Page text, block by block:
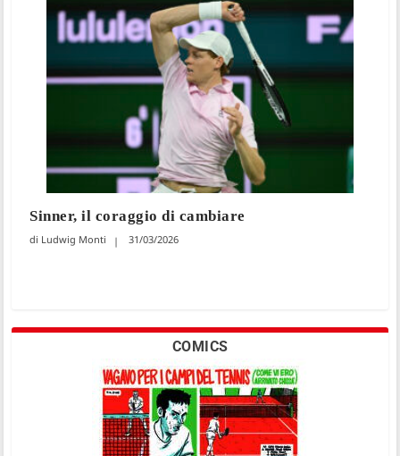
Sinner, il coraggio di cambiare
Ludwig Monti 31/03/2026
COMICS